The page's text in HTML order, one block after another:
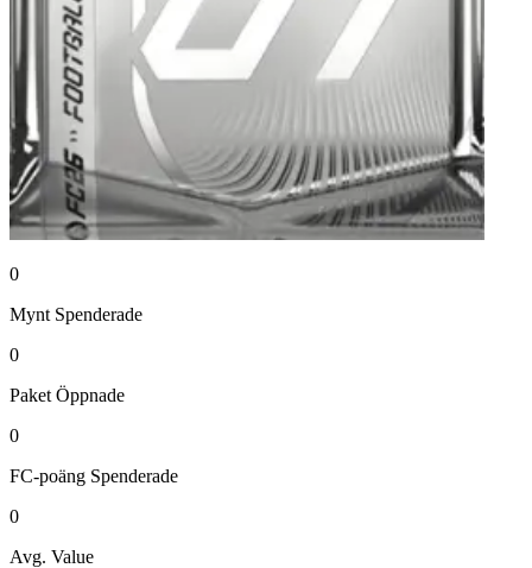
0
Mynt Spenderade
0
Paket Öppnade
0
FC-poäng Spenderade
0
Avg. Value